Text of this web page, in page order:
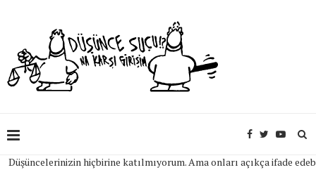
hiçbirine katılmıyorum. Ama onları açıkça ifade